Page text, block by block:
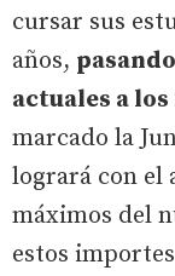
cursar sus
años,
actuales a los
marcado la
logrará con el
máximos del
estos